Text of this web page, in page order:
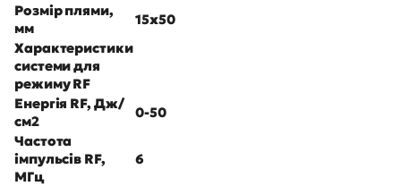
Розмір плями,
мм
15х50
Характеристики
системи для
режимуRF
Енергія RF, Дж/
см2
0-50
Частота
імпульсів RF,
МГц
6